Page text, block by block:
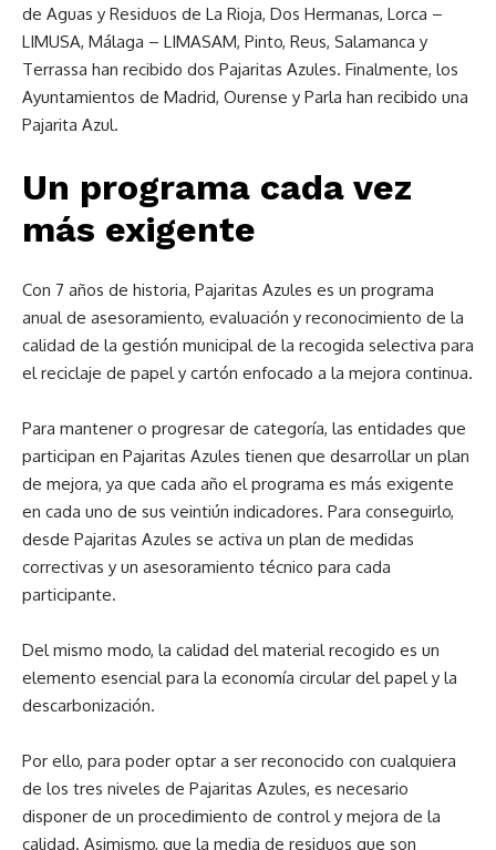
de Aguas y Residuos de La Rioja, Dos Hermanas, Lorca –
LIMUSA, Málaga – LIMASAM, Pinto, Reus, Salamanca y
Terrassa han recibido dos Pajaritas Azules. Finalmente, los
Ayuntamientos de Madrid, Ourense y Parla han recibido una
Pajarita Azul.
Un programa cada vez
más exigente
Con 7 años de historia, Pajaritas Azules es un programa
anual de asesoramiento, evaluación y reconocimiento de la
calidad de la gestión municipal de la recogida selectiva para
el reciclaje de papel y cartón enfocado a la mejora continua.
Para mantener o progresar de categoría, las entidades que
participan en Pajaritas Azules tienen que desarrollar un plan
de mejora, ya que cada año el programa es más exigente
en cada uno de sus veintiún indicadores. Para conseguirlo,
desde Pajaritas Azules se activa un plan de medidas
correctivas y un asesoramiento técnico para cada
participante.
Del mismo modo, la calidad del material recogido es un
elemento esencial para la economía circular del papel y la
descarbonización.
Por ello, para poder optar a ser reconocido con cualquiera
de los tres niveles de Pajaritas Azules, es necesario
disponer de un procedimiento de control y mejora de la
calidad. Asimismo, que la media de residuos que son